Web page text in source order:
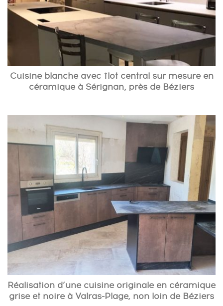
Cuisine blanche avec îlot central sur mesure en
céramique à Sérignan, près de Béziers
Réalisation d’une cuisine originale en céramique
grise et noire à Valras-Plage, non loin de Béziers